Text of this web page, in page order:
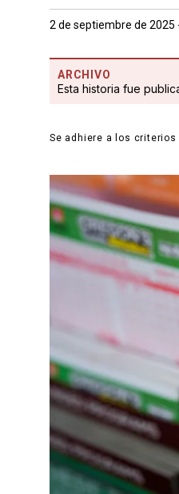
2 de septiembre de 2025
ARCHIVO
Esta historia fue
Se adhiere a los criterios